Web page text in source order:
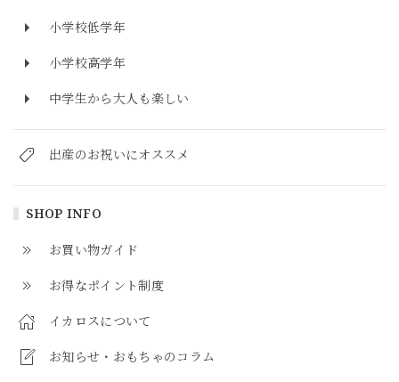
小学校低学年
小学校高学年
中学生から大人も楽しい
出産のお祝いにオススメ
SHOP INFO
お買い物ガイド
お得なポイント制度
イカロスについて
お知らせ・おもちゃのコラム